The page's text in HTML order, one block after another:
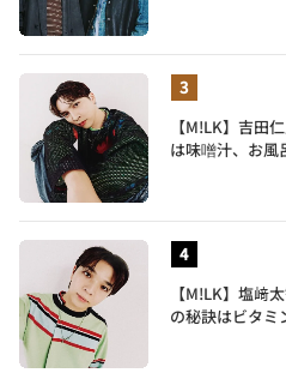
【M!LK】吉田
は味噌汁、お風
【M!LK】塩﨑
の秘訣はビタミ